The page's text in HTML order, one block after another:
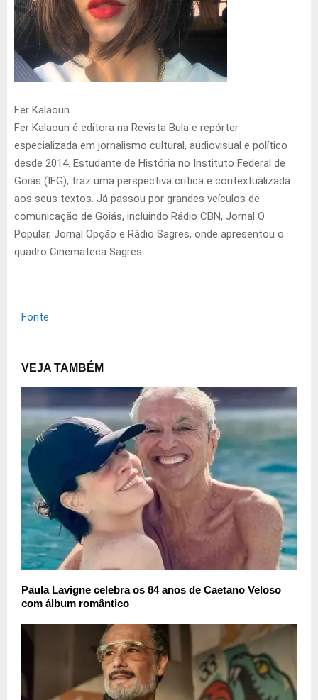
Fer Kalaoun
Fer Kalaoun é editora na Revista Bula e repórter
especializada em jornalismo cultural, audiovisual e político
desde 2014. Estudante de História no Instituto Federal de
Goiás (IFG), traz uma perspectiva crítica e contextualizada
aos seus textos. Já passou por grandes veículos de
comunicação de Goiás, incluindo Rádio CBN, Jornal O
Popular, Jornal Opção e Rádio Sagres, onde apresentou o
quadro Cinemateca Sagres.
Fonte
VEJA TAMBÉM
Paula Lavigne celebra os 84 anos de Caetano Veloso
com álbum romântico